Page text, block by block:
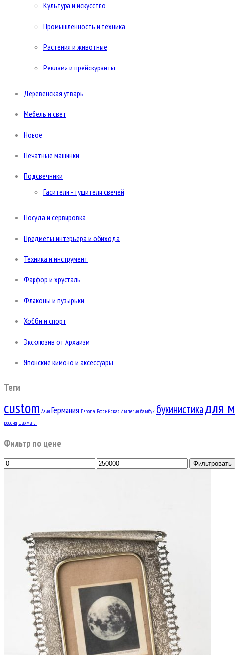
Культура и искусство
Промышленность и техника
Растения и животные
Реклама и прейскуранты
Деревенская утварь
Мебель и свет
Новое
Печатные машинки
Подсвечники
Гасители - тушители свечей
Посуда и сервировка
Предметы интерьера и обихода
Техника и инструмент
Фарфор и хрусталь
Флаконы и пузырьки
Хобби и спорт
Эксклюзив от Архаизм
Японские кимоно и аксессуары
Теги
custom Азия Германия Европа Российская Империя бамбук букинистикадля
россия шахматы
Фильтр по цене
Фильтровать